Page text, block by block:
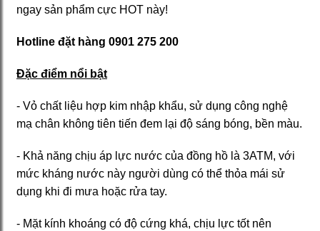
ngay sản phẩm cực HOT này!
Hotline đặt hàng 0901 275 200
Đặc điểm nổi bật
- Vỏ chất liệu hợp kim nhập khẩu, sử dụng công nghệ
mạ chân không tiên tiến đem lại độ sáng bóng, bền màu.
- Khả năng chịu áp lực nước của đồng hồ là 3ATM, với
mức kháng nước này người dùng có thể thỏa mái sử
dụng khi đi mưa hoặc rửa tay.
- Mặt kính khoáng có độ cứng khá, chịu lực tốt nên